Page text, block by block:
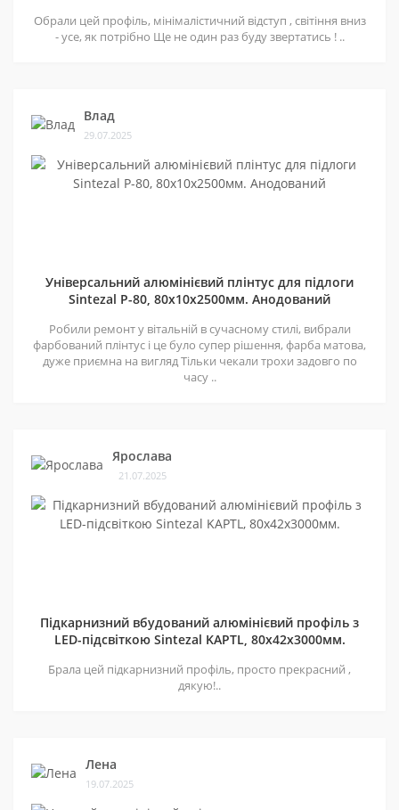
Обрали цей профіль, мінімалістичний відступ , світіння вниз
- усе, як потрібно Ще не один раз буду звертатись ! ..
Влад
29.07.2025
Універсальний алюмінієвий плінтус для підлоги
Sintezal P-80, 80х10х2500мм. Анодований
Робили ремонт у вітальній в сучасному стилі, вибрали
фарбований плінтус і це було супер рішення, фарба матова,
дуже приємна на вигляд Тільки чекали трохи задовго по
часу ..
Ярослава
21.07.2025
Підкарнизний вбудований алюмінієвий профіль з
LED-підсвіткою Sintezal KAPTL, 80х42x3000мм.
Брала цей підкарнизний профіль, просто прекрасний ,
дякую!..
Лена
19.07.2025